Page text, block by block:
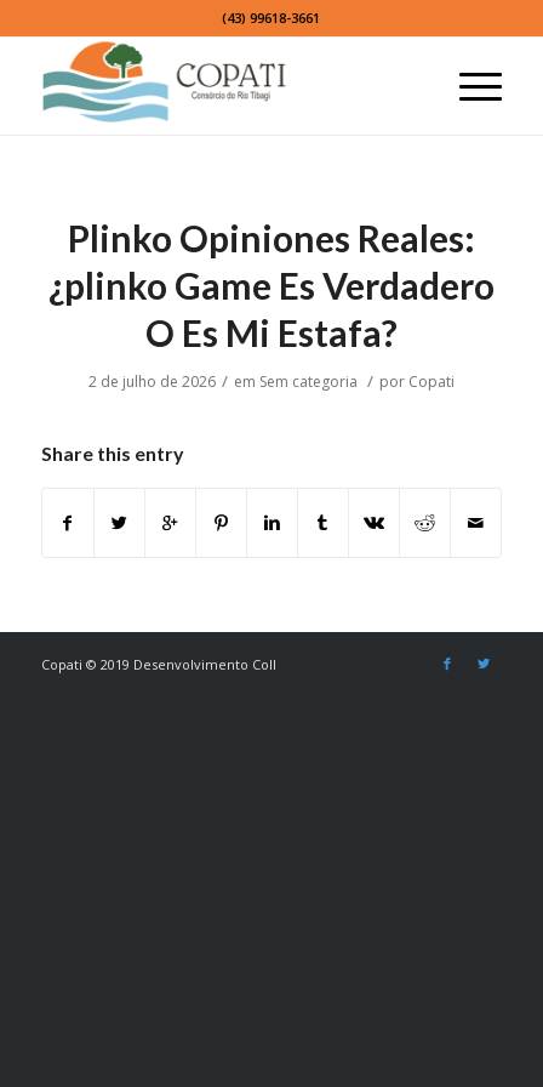
(43) 99618-3661
Plinko Opiniones Reales:
¿plinko Game Es Verdadero
O Es Mi Estafa?
2 de julho de 2026 / em Sem categoria / por Copati
Share this entry
Copati © 2019 Desenvolvimento Coll